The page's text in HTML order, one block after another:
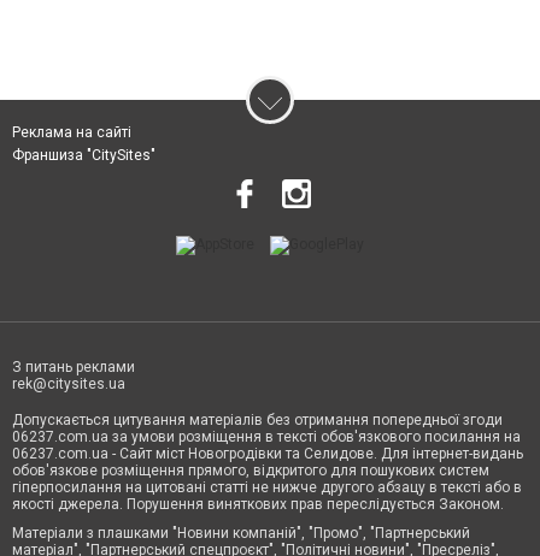
Реклама на сайті
Франшиза "CitySites"
З питань реклами
rek@citysites.ua
Допускається цитування матеріалів без отримання попередньої згоди
06237.com.ua за умови розміщення в тексті обов'язкового посилання на
06237.com.ua - Сайт міст Новогродівки та Селидове. Для інтернет-видань
обов'язкове розміщення прямого, відкритого для пошукових систем
гіперпосилання на цитовані статті не нижче другого абзацу в тексті або в
якості джерела. Порушення виняткових прав переслідується Законом.
Матеріали з плашками "Новини компаній", "Промо", "Партнерський
матеріал", "Партнерський спецпроєкт", "Політичні новини", "Пресреліз",